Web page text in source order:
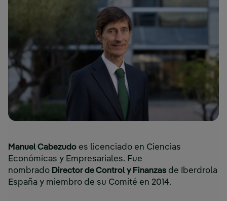
Manuel Cabezudo es licenciado en Ciencias
Económicas y Empresariales. Fue
nombrado Director de Control y Finanzas de Iberdrola
España y miembro de su Comité en 2014.